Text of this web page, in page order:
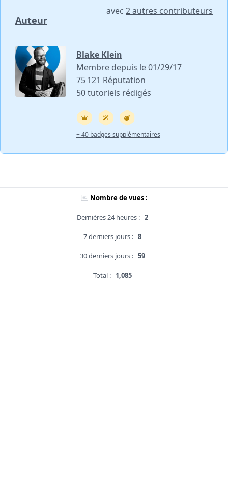
Auteur
avec 2 autres contributeurs
Blake Klein
Membre depuis le 01/29/17
75 121 Réputation
50 tutoriels rédigés
+ 40 badges supplémentaires
Nombre de vues :
Dernières 24 heures : 2
7 derniers jours : 8
30 derniers jours : 59
Total : 1,085